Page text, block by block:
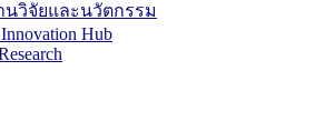
นวิจัยและนวัตกรรม
Hub